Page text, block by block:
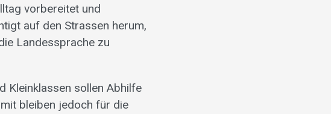
vorbereitet und
auf den Strassen herum,
Landessprache zu
Kleinklassen sollen Abhilfe
bleiben jedoch für die